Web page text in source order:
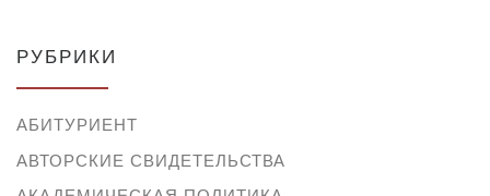
РУБРИКИ
АБИТУРИЕНТ
АВТОРСКИЕ СВИДЕТЕЛЬСТВА